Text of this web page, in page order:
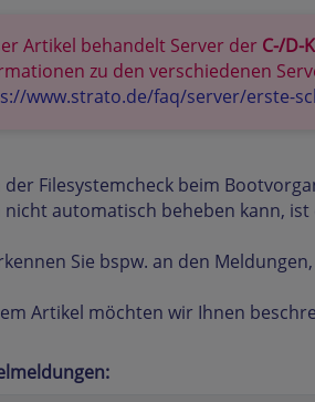
Artikel behandelt Server der C-/D-
zu den verschiedenen
www.strato.de/faq/server/erste-
der Filesystemcheck beim
nicht automatisch beheben kann,
Sie bspw. an den
Artikel möchten wir Ihnen